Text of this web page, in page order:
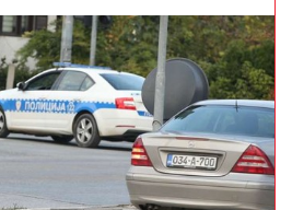
MAGISTRALNOM PUTU!
IMA POVREĐENIH:
Stoca
ĐINA DŽINOVIĆ PALA NA
ISPRED DRUGARICEĆerka
Džinovića u transu na Cecinom
haljina sa prorezima
previše